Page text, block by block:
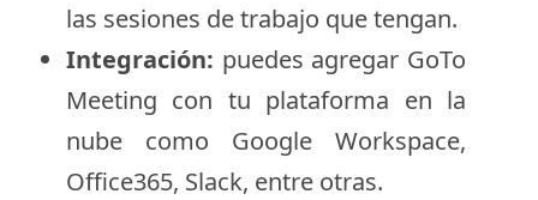
las sesiones de trabajo que tengan.
Integración: puedes agregar GoTo
Meeting con tu plataforma en la
nube como Google Workspace,
Office365, Slack, entre otras.